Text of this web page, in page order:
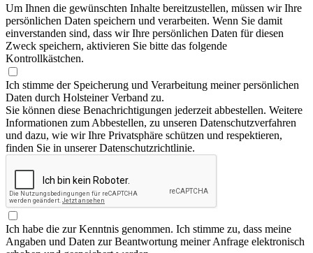
Um Ihnen die gewünschten Inhalte bereitzustellen, müssen wir Ihre
persönlichen Daten speichern und verarbeiten. Wenn Sie damit
einverstanden sind, dass wir Ihre persönlichen Daten für diesen
Zweck speichern, aktivieren Sie bitte das folgende
Kontrollkästchen.
Ich stimme der Speicherung und Verarbeitung meiner persönlichen
Daten durch Holsteiner Verband zu.
Sie können diese Benachrichtigungen jederzeit abbestellen. Weitere
Informationen zum Abbestellen, zu unseren Datenschutzverfahren
und dazu, wie wir Ihre Privatsphäre schützen und respektieren,
finden Sie in unserer Datenschutzrichtlinie.
Ich habe die zur Kenntnis genommen. Ich stimme zu, dass meine
Angaben und Daten zur Beantwortung meiner Anfrage elektronisch